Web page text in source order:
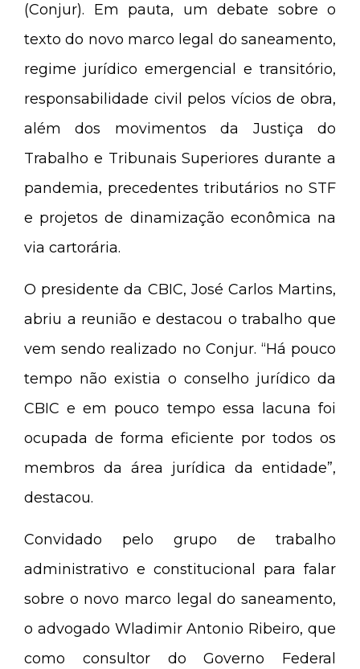
(Conjur). Em pauta, um debate sobre o
texto do novo marco legal do saneamento,
regime jurídico emergencial e transitório,
responsabilidade civil pelos vícios de obra,
além dos movimentos da Justiça do
Trabalho e Tribunais Superiores durante a
pandemia, precedentes tributários no STF
e projetos de dinamização econômica na
via cartorária.
O presidente da CBIC, José Carlos Martins,
abriu a reunião e destacou o trabalho que
vem sendo realizado no Conjur. “Há pouco
tempo não existia o conselho jurídico da
CBIC e em pouco tempo essa lacuna foi
ocupada de forma eficiente por todos os
membros da área jurídica da entidade”,
destacou.
Convidado pelo grupo de trabalho
administrativo e constitucional para falar
sobre o novo marco legal do saneamento,
o advogado Wladimir Antonio Ribeiro, que
como consultor do Governo Federal